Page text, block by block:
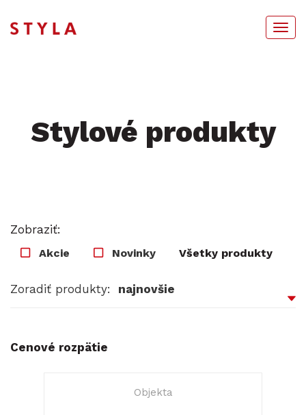
Stylové produkty
Zobraziť:
Akcie Novinky Všetky produkty
Zoradiť produkty:
Cenové rozpätie
Objekta